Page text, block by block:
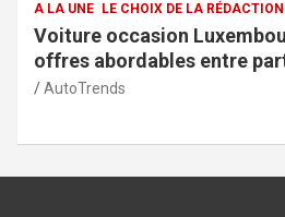
A LA UNE LE CHOIX DE LA
Services de la
sécurité et
AutoTrends